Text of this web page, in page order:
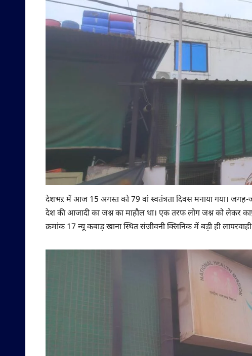
देशभऱ में आज 15 अगस्त को 79 वां स्वतंत्रता दिवस मनाया गया। जगह-
देश की आजादी का जश्न का माहौल था। एक तरफ लोग जश्न को लेकर
क्रमांक 17 न्यू कबाड़ खाना स्थित संजीवनी क्लिनिक में बड़ी ही